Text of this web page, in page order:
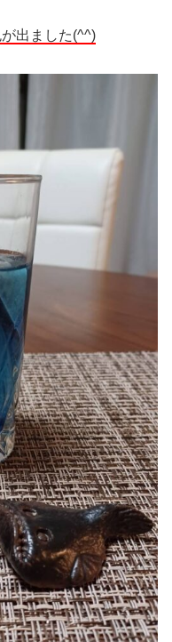
出ました(^^)